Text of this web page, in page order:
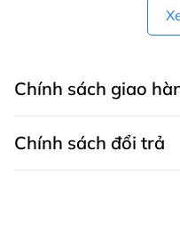
Chính sách giao
CHÍNH SÁCH GIAO HÀNG
Chính sách đổi trả